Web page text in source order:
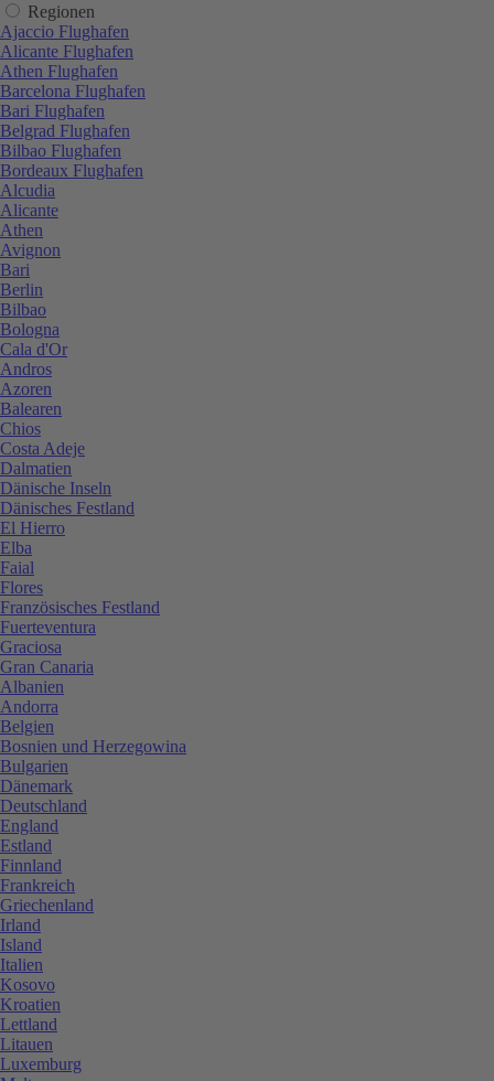
Regionen
Ajaccio Flughafen
Alicante Flughafen
Athen Flughafen
Barcelona Flughafen
Bari Flughafen
Belgrad Flughafen
Bilbao Flughafen
Bordeaux Flughafen
Alcudia
Alicante
Athen
Avignon
Bari
Berlin
Bilbao
Bologna
Cala d'Or
Andros
Azoren
Balearen
Chios
Costa Adeje
Dalmatien
Dänische Inseln
Dänisches Festland
El Hierro
Elba
Faial
Flores
Französisches Festland
Fuerteventura
Graciosa
Gran Canaria
Albanien
Andorra
Belgien
Bosnien und Herzegowina
Bulgarien
Dänemark
Deutschland
England
Estland
Finnland
Frankreich
Griechenland
Irland
Island
Italien
Kosovo
Kroatien
Lettland
Litauen
Luxemburg